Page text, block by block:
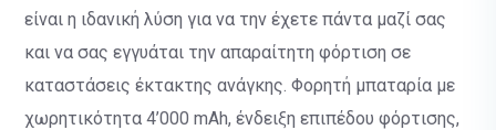
είναι η ιδανική λύση για να την έχετε πάντα μαζί σας
και να σας εγγυάται την απαραίτητη φόρτιση σε
καταστάσεις έκτακτης ανάγκης. Φορητή μπαταρία με
χωρητικότητα 4’000 mAh, ένδειξη επιπέδου φόρτισης,